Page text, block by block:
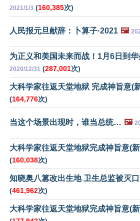
2021/1/3 (160,385次)
人民报元旦献辞：卜算子·2021 🖼️
为正义和美国未来而战！1月6日到
2020/12/31 (287,001次)
大科学家往返天堂地狱 完成神旨意(
(164,776次)
当这个场景出现时，谁当总统… 🖼️
大科学家往返天堂地狱完成神旨意(
(160,038次)
知晓奥八篡改出生地 卫生总监被灭口
(461,962次)
大科学家往返天堂地狱完成神旨意(